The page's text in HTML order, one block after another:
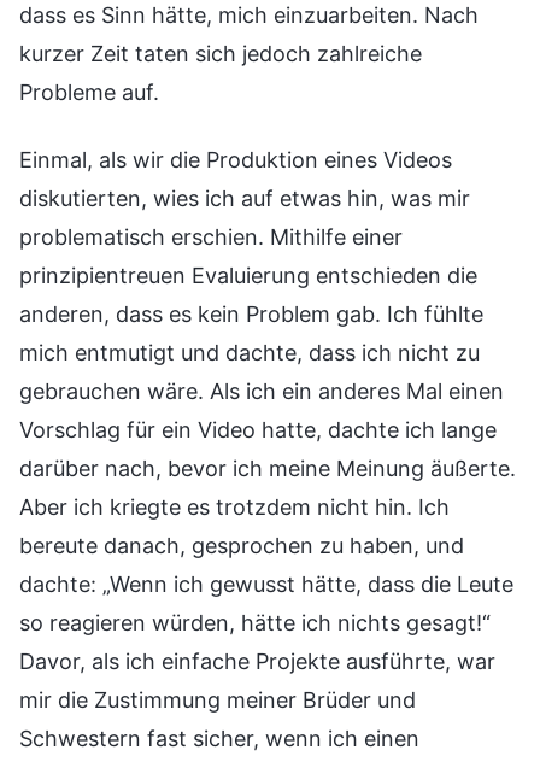
dass es Sinn hätte, mich einzuarbeiten. Nach
kurzer Zeit taten sich jedoch zahlreiche
Probleme auf.
Einmal, als wir die Produktion eines Videos
diskutierten, wies ich auf etwas hin, was mir
problematisch erschien. Mithilfe einer
prinzipientreuen Evaluierung entschieden die
anderen, dass es kein Problem gab. Ich fühlte
mich entmutigt und dachte, dass ich nicht zu
gebrauchen wäre. Als ich ein anderes Mal einen
Vorschlag für ein Video hatte, dachte ich lange
darüber nach, bevor ich meine Meinung äußerte.
Aber ich kriegte es trotzdem nicht hin. Ich
bereute danach, gesprochen zu haben, und
dachte: „Wenn ich gewusst hätte, dass die Leute
so reagieren würden, hätte ich nichts gesagt!“
Davor, als ich einfache Projekte ausführte, war
mir die Zustimmung meiner Brüder und
Schwestern fast sicher, wenn ich einen